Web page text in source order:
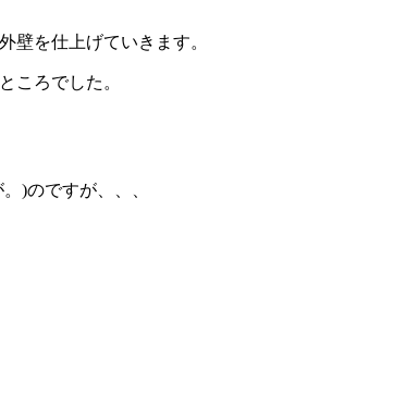
壁を仕上げていきます。
ころでした。
)のですが、、、